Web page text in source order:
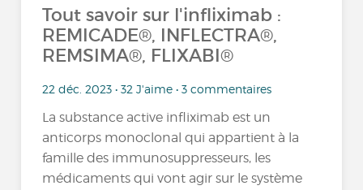
Tout savoir sur l'infliximab :
REMICADE®, INFLECTRA®,
REMSIMA®, FLIXABI®
22 déc. 2023 • 32 J'aime • 3 commentaires
La substance active infliximab est un
anticorps monoclonal qui appartient à la
famille des immunosuppresseurs, les
médicaments qui vont agir sur le système